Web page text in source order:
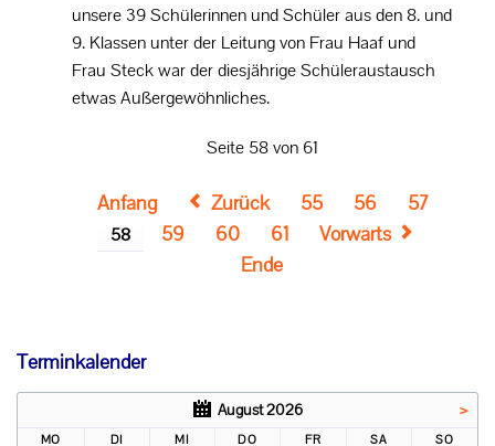
unsere 39 Schülerinnen und Schüler aus den 8. und
9. Klassen unter der Leitung von Frau Haaf und
Frau Steck war der diesjährige Schüleraustausch
etwas Außergewöhnliches.
Seite 58 von 61
Anfang Zurück 55 56 57
58 59 60 61
Vorwärts
Ende
Terminkalender
August 2026 >
MO DI MI DO FR SA SO